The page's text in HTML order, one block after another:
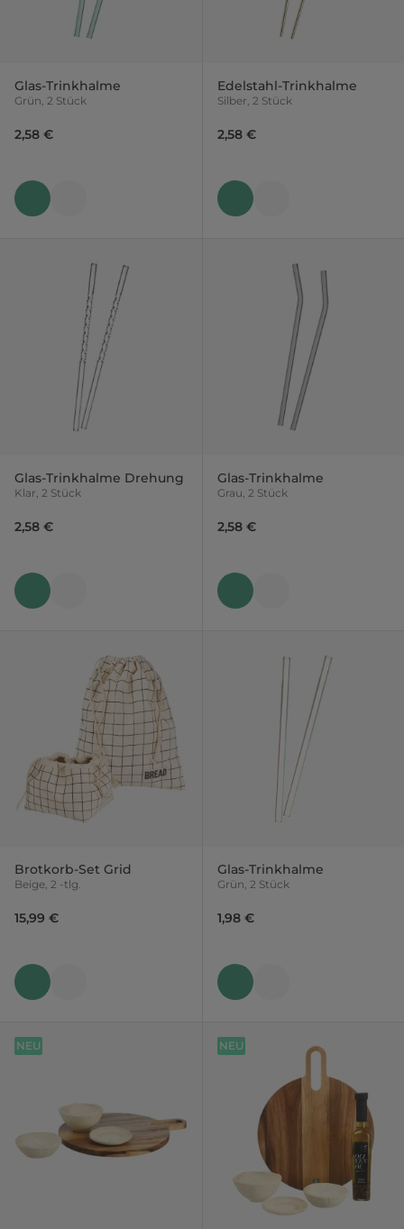
Glas-Trinkhalme
Grün, 2 Stück
2,58 €
Edelstahl-Trinkhalme
Silber, 2 Stück
2,58 €
Glas-Trinkhalme Drehung
Klar, 2 Stück
2,58 €
Glas-Trinkhalme
Grau, 2 Stück
2,58 €
Brotkorb-Set Grid
Beige, 2 -tlg.
15,99 €
Glas-Trinkhalme
Grün, 2 Stück
1,98 €
NEU NEU